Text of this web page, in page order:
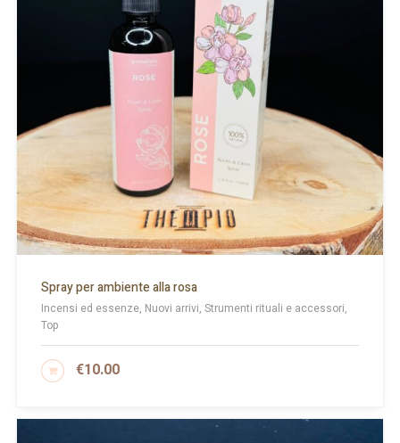
Spray per ambiente alla rosa
Incensi ed essenze, Nuovi arrivi, Strumenti rituali e accessori,
Top
€10.00
AGGIUNGI AL CARRELLO